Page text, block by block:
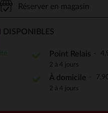
de confidentialité, en
Réserver en magasin
Point Relais
2 à 4 jours
À domicile
2 à 4 jours